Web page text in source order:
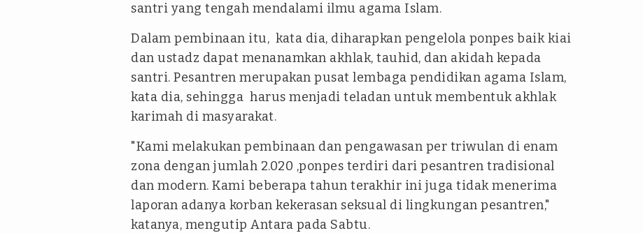
santri yang tengah mendalami ilmu agama Islam.
Dalam pembinaan itu, kata dia, diharapkan pengelola ponpes baik kiai
dan ustadz dapat menanamkan akhlak, tauhid, dan akidah kepada
santri. Pesantren merupakan pusat lembaga pendidikan agama Islam,
kata dia, sehingga harus menjadi teladan untuk membentuk akhlak
karimah di masyarakat.
"Kami melakukan pembinaan dan pengawasan per triwulan di enam
zona dengan jumlah 2.020 ,ponpes terdiri dari pesantren tradisional
dan modern. Kami beberapa tahun terakhir ini juga tidak menerima
laporan adanya korban kekerasan seksual di lingkungan pesantren,"
katanya, mengutip Antara pada Sabtu.